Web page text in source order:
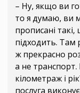
– Ну, якщо ви
то я думаю, ви
прописані
підходить. Там
ж прекрасно
а не транспорт.
кілометраж і
послуга